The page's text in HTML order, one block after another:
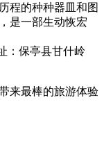
程的种种器皿和图
是一部生动恢宏
：保亭县甘什岭
来最棒的旅游体验